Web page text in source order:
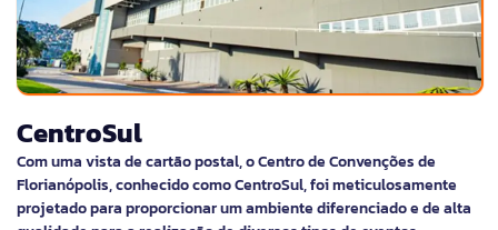
CentroSul
Com uma vista de cartão postal, o Centro de Convenções de
Florianópolis, conhecido como CentroSul, foi meticulosamente
projetado para proporcionar um ambiente diferenciado e de alta